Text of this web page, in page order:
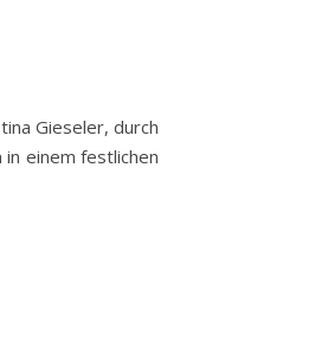
Gieseler, durch
einem festlichen